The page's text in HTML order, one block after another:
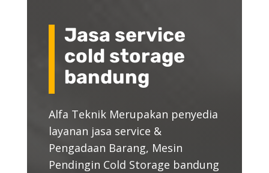
Jasa service
cold storage
bandung
Alfa Teknik Merupakan penyedia
layanan jasa service &
Pengadaan Barang, Mesin
Pendingin Cold Storage bandung